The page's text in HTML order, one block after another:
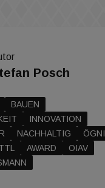
Posch
BAUEN
INNOVATION
NACHHALTIG
ÖGNI
AWARD
OIAV